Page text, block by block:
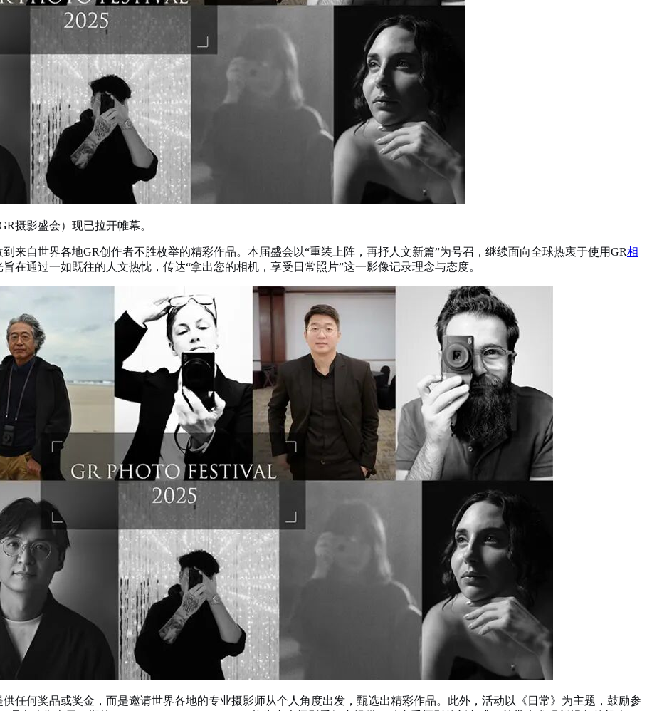
摄影盛会）现已拉开帷幕。
来自世界各地GR创作者不胜枚举的精彩作品。本届盛会以“重装上阵，再抒人文新篇”为号召，继续面向全球热衷于使用GR相
在通过一如既往的人文热忱，传达“拿出您的相机，享受日常照片”这一影像记录理念与态度。
任何奖品或奖金，而是邀请世界各地的专业摄影师从个人角度出发，甄选出精彩作品。此外，活动以《日常》为主题，鼓励参